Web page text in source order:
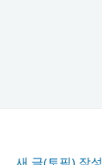
새 글(토픽) 작성